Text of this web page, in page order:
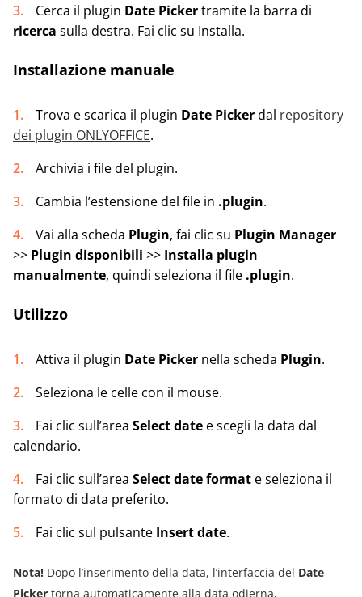
Cerca il plugin Date Pickertramite la barra di
ricerca sulla destra. Fai clic su Installa.
Installazione manuale
Trova e scarica il plugin Date Pickerdal repository
dei plugin ONLYOFFICE.
Archivia i file del plugin.
Cambia l’estensione del file in .plugin.
Vai alla scheda Plugin, fai clic su Plugin Manager
>> Plugin disponibili >> Installa plugin
manualmente, quindi seleziona il file .plugin.
Utilizzo
Attiva il plugin Date Picker nella scheda Plugin.
Seleziona le celle con il mouse.
Fai clic sull’area Select date e scegli la data dal
calendario.
Fai clic sull’area Select date format e seleziona il
formato di data preferito.
Fai clic sul pulsante Insert date.
Nota! Dopo l’inserimento della data, l’interfaccia del Date
Picker torna automaticamente alla data odierna,